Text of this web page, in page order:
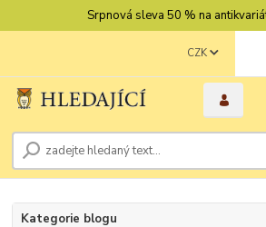
Srpnová sleva 50 % na
CZK
Kategorie blogu